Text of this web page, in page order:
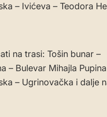
– Ivićeva – Teodora
na trasi: Tošin bunar –
– Bulevar Mihajla
– Ugrinovačka i dalje